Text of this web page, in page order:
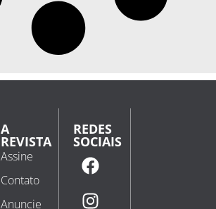
A
REVISTA
Assine
Contato
Anuncie
REDES
SOCIAIS